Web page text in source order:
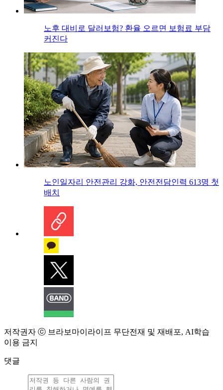
노후 대비로 달러보험? 환율 오르면 보험료 부담
커진다
노인일자리 안전관리 강화, 안전전담인력 613명 첫
배치
저작권자 ⓒ 브라보마이라이프 무단전재 및 재배포, AI학습
이용 금지
댓글